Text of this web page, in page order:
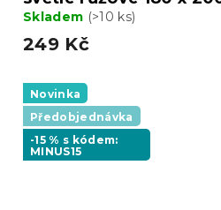
Skladem (>10 ks)
249 Kč
Novinka
Předobjednávka
-15 % s kódem:
MINUS15